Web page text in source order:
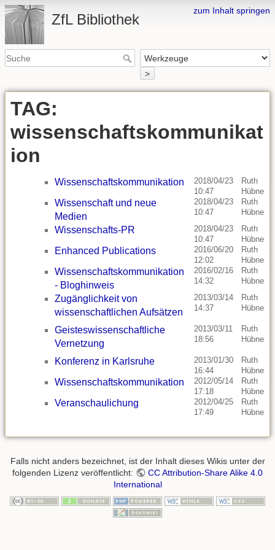
zum Inhalt springen
ZfL Bibliothek
>
TAG:
wissenschaftskommunikat
ion
Wissenschaftskommunikation
2018/04/23
10:47
Ruth
Hübner
Wissenschaft und neue
Medien
2018/04/23
10:47
Ruth
Hübner
Wissenschafts-PR
2018/04/23
10:47
Ruth
Hübner
Enhanced Publications
2016/06/20
12:02
Ruth
Hübner
Wissenschaftskommunikation
- Bloghinweis
2016/02/16
14:32
Ruth
Hübner
Zugänglichkeit von
wissenschaftlichen Aufsätzen
2013/03/14
14:37
Ruth
Hübner
Geisteswissenschaftliche
Vernetzung
2013/03/11
18:56
Ruth
Hübner
Konferenz in Karlsruhe
2013/01/30
16:44
Ruth
Hübner
Wissenschaftskommunikation
2012/05/14
17:18
Ruth
Hübner
Veranschaulichung
2012/04/25
17:49
Ruth
Hübner
Falls nicht anders bezeichnet, ist der Inhalt dieses Wikis unter der
folgenden Lizenz veröffentlicht:
CC Attribution-Share Alike 4.0
International